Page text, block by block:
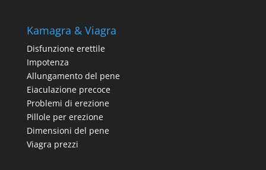
Kamagra & Viagra
Disfunzione erettile
Impotenza
Allungamento del pene
Eiaculazione precoce
Problemi di erezione
Pillole per erezione
Dimensioni del pene
Viagra prezzi